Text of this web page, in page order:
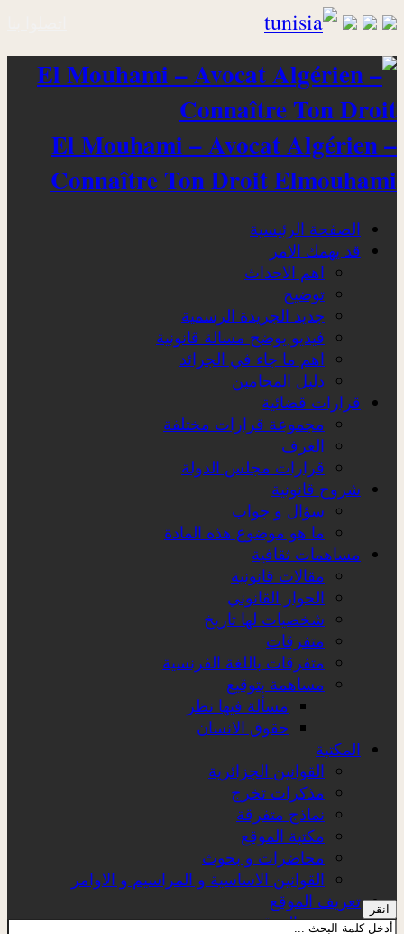
El Mouhami – Avocat Algérien –
Connaître Ton Droit Elmouhami
الصفحة الرئيسية
قد يهمك الامر
اهم الاحداث
توضيح
جديد الجريدة الرسمية
فيديو يوضح مسالة قانونية
اهم ما جاء في الجرائد
دليل المحامين
قرارات قضائية
مجموعة قرارات مختلفة
الغرف
قرارات مجلس الدولة
شروح قانونية
سؤال و جواب
ما هو موضوع هذه المادة
مساهمات ثقافية
مقالات قانونية
الحوار القانوني
شخصيات لها تاريخ
متفرقات
متفرقات باللغة الفرنسية
مساهمة بتوقيع
مسألة فيها نظر
حقوق الانسان
المكتبة
القوانين الجزائرية
مذكرات تخرج
نماذج متفرقة
مكتبة الموقع
محاضرات و بحوث
القوانين الاساسية و المراسيم و الاوامر
تعريف الموقع
عن الموقع
انقر